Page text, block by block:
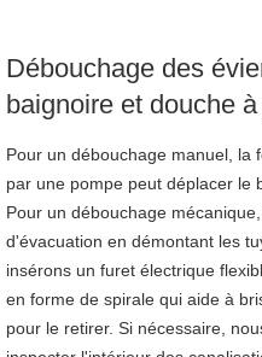
Débouchage des
baignoire et douche
Pour un débouchage manuel, la
par une pompe peut déplacer le
Pour un débouchage
d'évacuation en démontant les
insérons un furet électrique
en forme de spirale qui aide à
pour le retirer. Si nécessaire,